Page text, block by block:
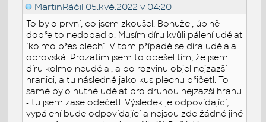
MartinRáčil 05.kvě.2022 v 04:20
To bylo první, co jsem zkoušel. Bohužel, úplně
dobře to nedopadlo. Musím díru kvůli pálení udělat
"kolmo přes plech". V tom případě se díra udělala
obrovská. Prozatím jsem to obešel tím, že jsem
díru kolmo neudělal, a po rozvinu objel nejzazší
hranici, a tu následně jako kus plechu přičetl. To
samé bylo nutné udělat pro druhou nejzazší hranu
- tu jsem zase odečetl. Výsledek je odpovídající,
vypálení bude odpovídající a nejsou zde žádné jiné